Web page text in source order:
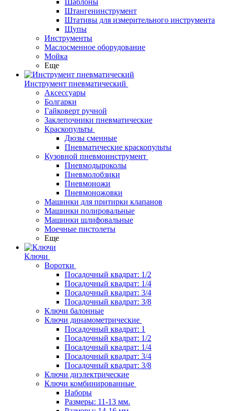
Шаблоны
Штангенинструмент
Штативы для измерительного инструмента
Щупы
Инструменты
Маслосменное оборудование
Мойка
Еще
Инструмент пневматический
Аксессуары
Болгарки
Гайковерт ручной
Заклепочники пневматические
Краскопульты
Дюзы сменные
Пневматические краскопульты
Кузовной пневмоинструмент
Пневмодыроколы
Пневмолобзики
Пневмоножи
Пневмоножовки
Машинки для притирки клапанов
Машинки полировальные
Машинки шлифовальные
Моечные пистолеты
Еще
Ключи
Воротки
Посадочный квадрат: 1/2
Посадочный квадрат: 1/4
Посадочный квадрат: 3/4
Посадочный квадрат: 3/8
Ключи балонные
Ключи динамометрические
Посадочный квадрат: 1
Посадочный квадрат: 1/2
Посадочный квадрат: 1/4
Посадочный квадрат: 3/4
Посадочный квадрат: 3/8
Ключи диэлектрические
Ключи комбинированные
Наборы
Размеры: 11-13 мм.